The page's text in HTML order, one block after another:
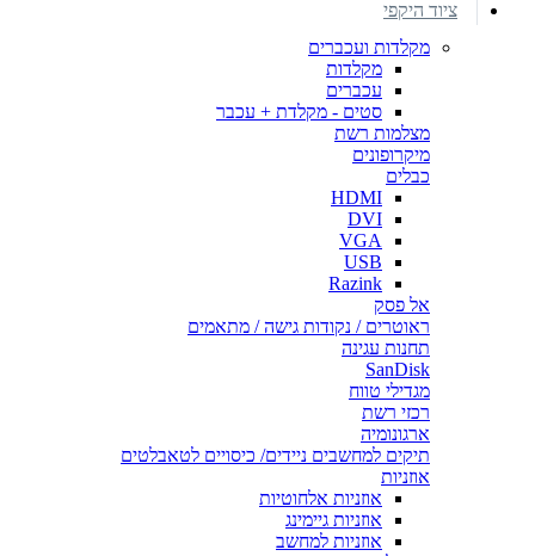
ציוד היקפי
מקלדות ועכברים
מקלדות
עכברים
סטים - מקלדת + עכבר
מצלמות רשת
מיקרופונים
כבלים
HDMI
DVI
VGA
USB
Razink
אל פסק
ראוטרים / נקודות גישה / מתאמים
תחנות עגינה
SanDisk
מגדילי טווח
רכזי רשת
ארגונומיה
תיקים למחשבים ניידים/ כיסויים לטאבלטים
אוזניות
אוזניות אלחוטיות
אוזניות גיימינג
אוזניות למחשב